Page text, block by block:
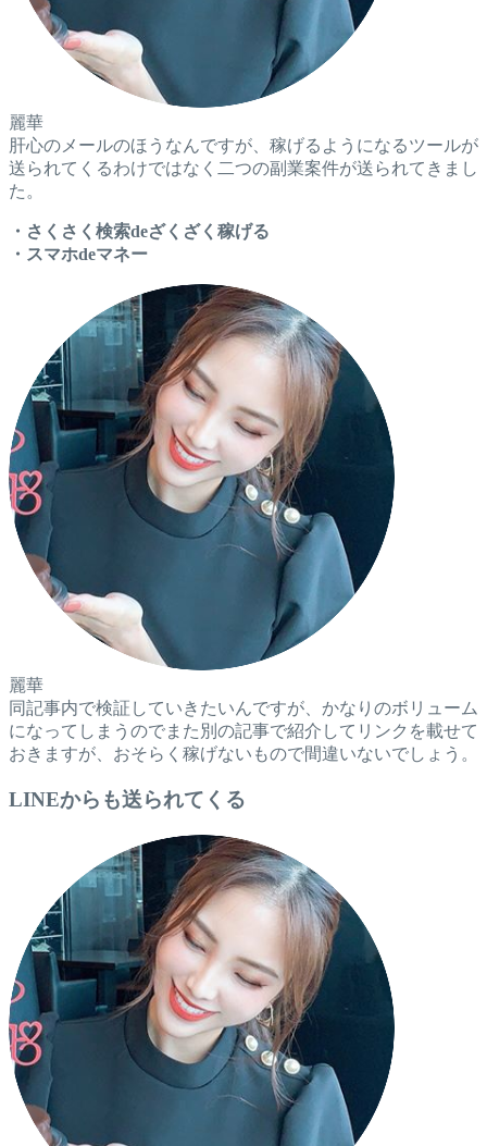
麗華
肝心のメールのほうなんですが、稼げるようになるツールが
送られてくるわけではなく二つの副業案件が送られてきまし
た。
・さくさく検索deざくざく稼げる
・スマホdeマネー
麗華
同記事内で検証していきたいんですが、かなりのボリューム
になってしまうのでまた別の記事で紹介してリンクを載せて
おきますが、おそらく稼げないもので間違いないでしょう。
LINEからも送られてくる